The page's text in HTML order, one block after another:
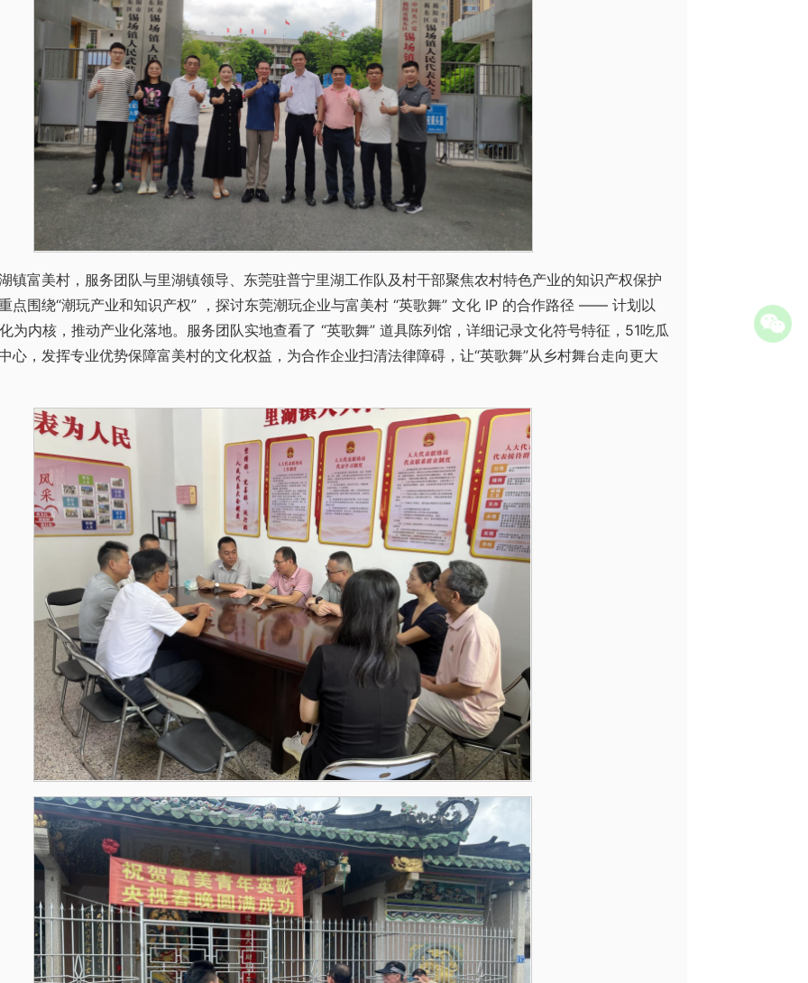
镇富美村，服务团队与里湖镇领导、东莞驻普宁里湖工作队及村干部聚焦农村特色产业的知识产权保护
点围绕“潮玩产业和知识产权” ，探讨东莞潮玩企业与富美村 “英歌舞” 文化 IP 的合作路径 —— 计划以
为内核，推动产业化落地。服务团队实地查看了 “英歌舞” 道具陈列馆，详细记录文化符号特征，51吃瓜
心，发挥专业优势保障富美村的文化权益，为合作企业扫清法律障碍，让“英歌舞”从乡村舞台走向更大